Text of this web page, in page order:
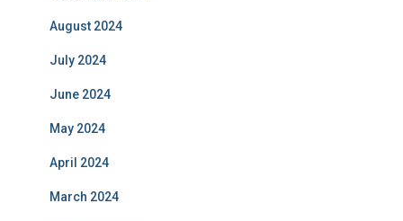
August 2024
July 2024
June 2024
May 2024
April 2024
March 2024